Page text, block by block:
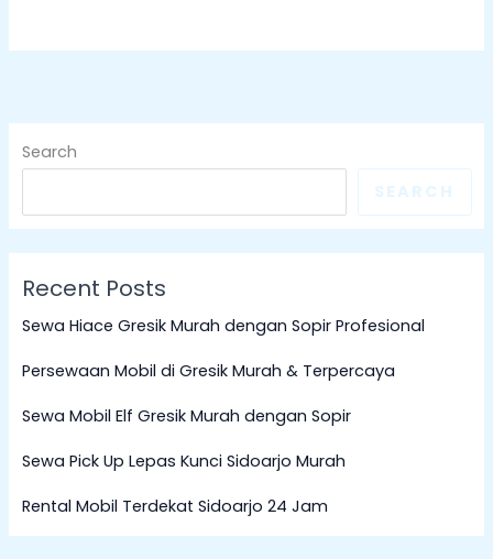
Search
SEARCH
Recent Posts
Sewa Hiace Gresik Murah dengan Sopir Profesional
Persewaan Mobil di Gresik Murah & Terpercaya
Sewa Mobil Elf Gresik Murah dengan Sopir
Sewa Pick Up Lepas Kunci Sidoarjo Murah
Rental Mobil Terdekat Sidoarjo 24 Jam